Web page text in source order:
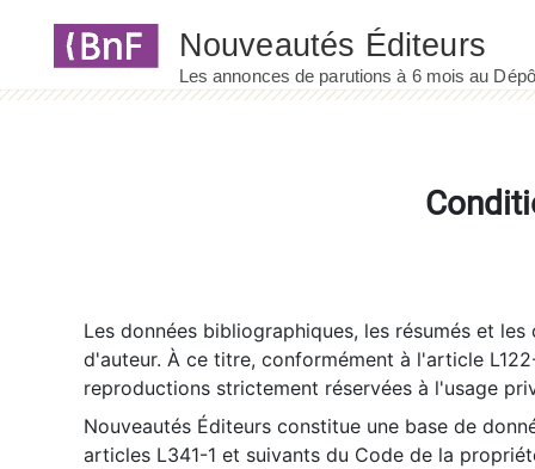
Les données bibliographiques, les résumés et
d'auteur. À ce titre, conformément à l'article
reproductions strictement réservées à l'usage
Nouveautés Éditeurs constitue une base de
articles L341-1 et suivants du Code de la